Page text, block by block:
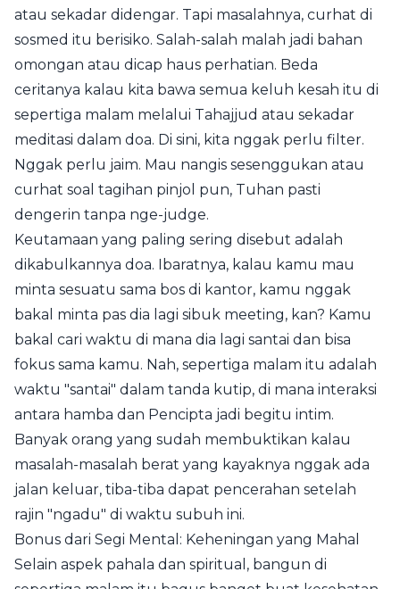
atau sekadar didengar. Tapi masalahnya, curhat di
sosmed itu berisiko. Salah-salah malah jadi bahan
omongan atau dicap haus perhatian. Beda
ceritanya kalau kita bawa semua keluh kesah itu di
sepertiga malam melalui Tahajjud atau sekadar
meditasi dalam doa. Di sini, kita nggak perlu filter.
Nggak perlu jaim. Mau nangis sesenggukan atau
curhat soal tagihan pinjol pun, Tuhan pasti
dengerin tanpa nge-judge.
Keutamaan yang paling sering disebut adalah
dikabulkannya doa. Ibaratnya, kalau kamu mau
minta sesuatu sama bos di kantor, kamu nggak
bakal minta pas dia lagi sibuk meeting, kan? Kamu
bakal cari waktu di mana dia lagi santai dan bisa
fokus sama kamu. Nah, sepertiga malam itu adalah
waktu "santai" dalam tanda kutip, di mana interaksi
antara hamba dan Pencipta jadi begitu intim.
Banyak orang yang sudah membuktikan kalau
masalah-masalah berat yang kayaknya nggak ada
jalan keluar, tiba-tiba dapat pencerahan setelah
rajin "ngadu" di waktu subuh ini.
Bonus dari Segi Mental: Keheningan yang Mahal
Selain aspek pahala dan spiritual, bangun di